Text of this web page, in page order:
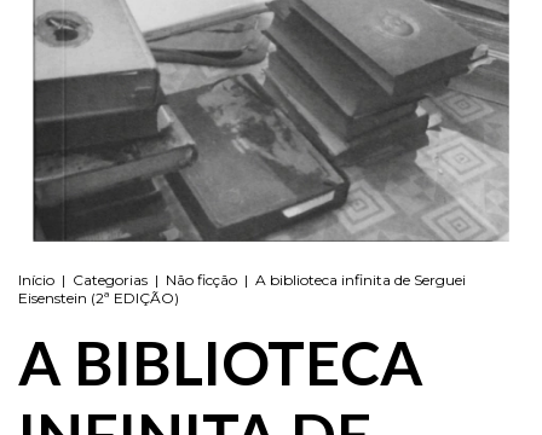
Início | Categorias | Não ficção | A biblioteca infinita de Serguei
Eisenstein (2ª EDIÇÃO)
A BIBLIOTECA